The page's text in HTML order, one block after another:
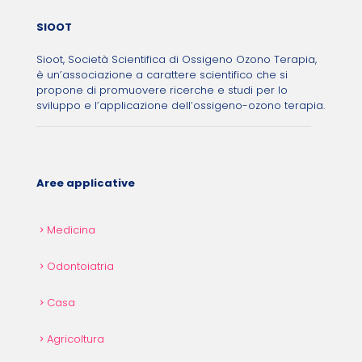
SIOOT
Sioot, Società Scientifica di Ossigeno Ozono Terapia,
è un’associazione a carattere scientifico che si
propone di promuovere ricerche e studi per lo
sviluppo e l’applicazione dell’ossigeno-ozono terapia.
Aree applicative
Medicina
Odontoiatria
Casa
Agricoltura